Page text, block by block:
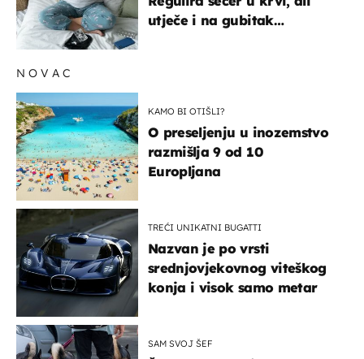
utječe i na gubitak
NOVAC
KAMO BI OTIŠLI?
O preseljenju u inozemstvo
razmišlja 9 od 10
Europljana
TREĆI UNIKATNI BUGATTI
Nazvan je po vrsti
srednjovjekovnog viteškog
konja i visok samo metar
SAM SVOJ ŠEF